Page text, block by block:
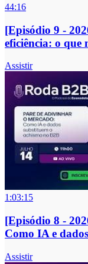
44:16
[Episódio 9 -
eficiência: o que
Assistir
1:03:15
[Episódio 8 -
Como IA e
Assistir